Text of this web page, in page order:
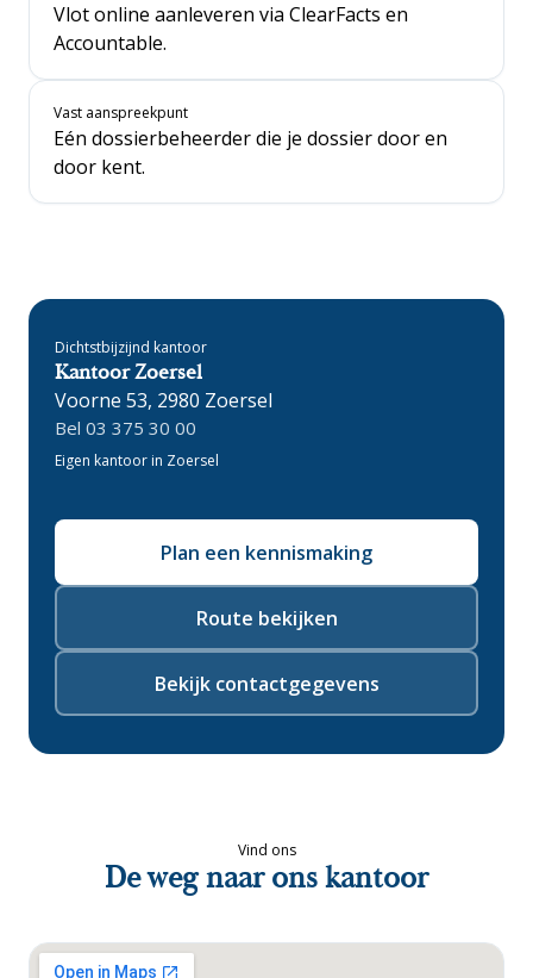
Vlot online aanleveren via ClearFacts en
Accountable.
Vast aanspreekpunt
Eén dossierbeheerder die je dossier door en
door kent.
Dichtstbijzijnd kantoor
Kantoor Zoersel
Voorne 53, 2980 Zoersel
Bel 03 375 30 00
Eigen kantoor in Zoersel
Plan een kennismaking
Route bekijken
Bekijk contactgegevens
Vind ons
De weg naar ons kantoor